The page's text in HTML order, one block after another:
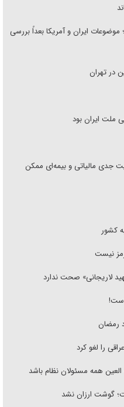
ایران و آمریکا بعداً بررسی
در تهران
ملت ایران بود
جدی مالیاتی و بیمه‌ای ممکن
نیست
لاریجانی» صحت ندارد
رمضان
را لغو کرد
همه مسئولان نظام باشد